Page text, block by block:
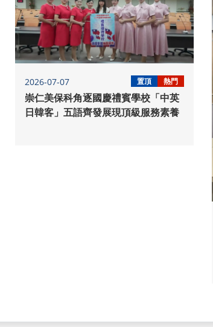
2026-07-07 置頂 熱門
崇仁美保科角逐國慶禮賓學校「中英
日韓客」五語齊發展現頂級服務素養